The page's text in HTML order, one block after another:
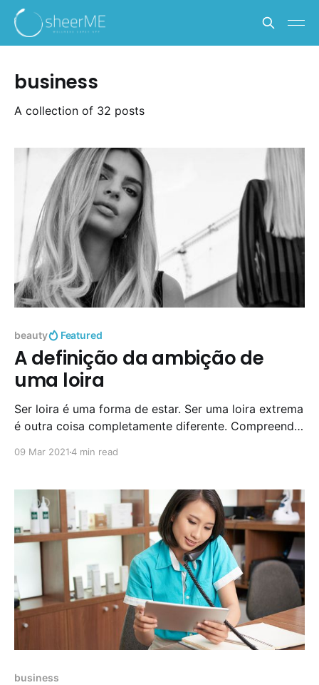
business
A collection of 32 posts
beauty Featured
A definição da ambição de
uma loira
Ser loira é uma forma de estar. Ser uma loira extrema
é outra coisa completamente diferente. Compreender
mulheres querem madeixas californianas, outras
apenas algumas
09 Mar 20214 min read
business